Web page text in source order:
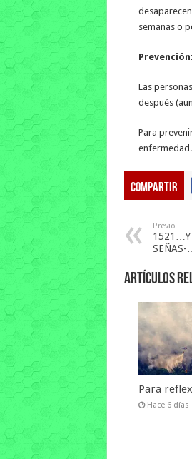
semanas o
Prevención:
Las
después
Para
enfermedad.
Compartir
Previo
1521…Y
SEÑAS-…
Artículos
Para
Hace 6 días